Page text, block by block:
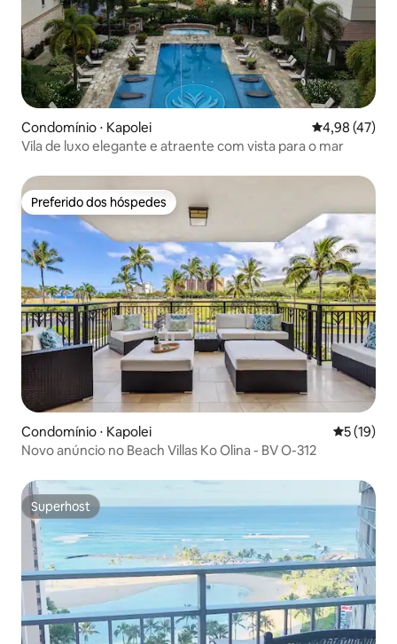
Condomínio ⋅ Kapolei 4,98 de uma
4,98 (47)
Vila de luxo elegante e atraente com vista para o mar
Preferido dos hóspedes
Preferido dos hóspedes
Condomínio ⋅ Kapolei 5 de uma
5 (19)
Novo anúncio no Beach Villas Ko Olina - BV O-312
Superhost
Superhost